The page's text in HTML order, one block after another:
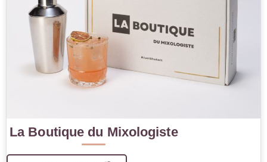
La Boutique du Mixologiste